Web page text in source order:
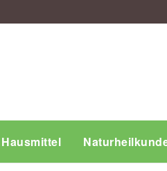
Hausmittel